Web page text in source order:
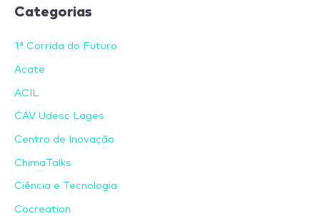
Categorias
1ª Corrida do Futuro
Acate
ACIL
CAV Udesc Lages
Centro de Inovação
ChimaTalks
Ciência e Tecnologia
Cocreation